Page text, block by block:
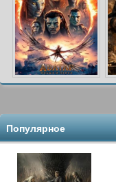
Популярное